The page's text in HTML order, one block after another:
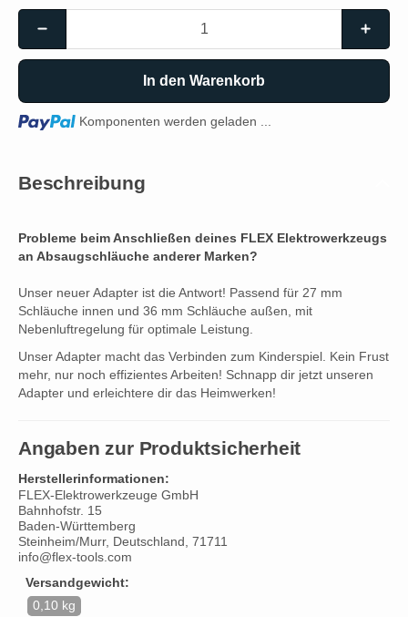
In den Warenkorb
Loading... Komponenten werden geladen ...
Beschreibung
Probleme beim Anschließen deines FLEX Elektrowerkzeugs
an Absaugschläuche anderer Marken?
Unser neuer Adapter ist die Antwort! Passend für 27 mm
Schläuche innen und 36 mm Schläuche außen, mit
Nebenluftregelung für optimale Leistung.
Unser Adapter macht das Verbinden zum Kinderspiel. Kein Frust
mehr, nur noch effizientes Arbeiten! Schnapp dir jetzt unseren
Adapter und erleichtere dir das Heimwerken!
Angaben zur Produktsicherheit
Herstellerinformationen:
FLEX-Elektrowerkzeuge GmbH
Bahnhofstr. 15
Baden-Württemberg
Steinheim/Murr, Deutschland, 71711
info@flex-tools.com
Versandgewicht:
0,10 kg